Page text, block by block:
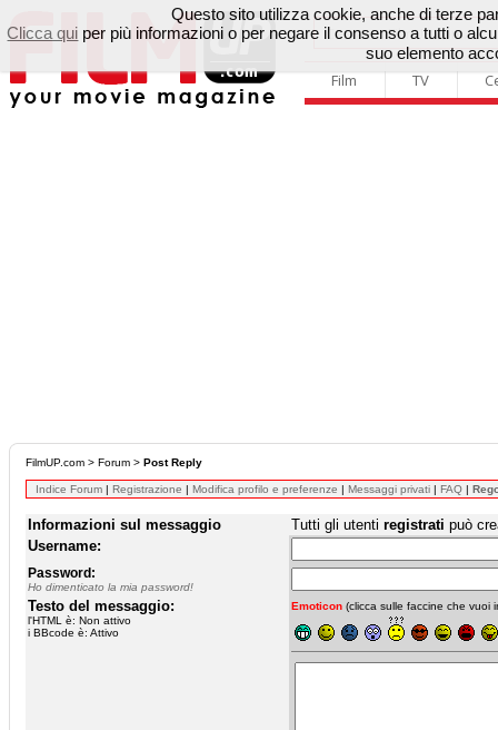
Film TV
FilmUP.com > Forum > Post Reply
Indice Forum | Registrazione | Modifica profilo e preferenze | Messaggi privati | FAQ |
Informazioni sul messaggio Tutti gli utenti registrati può
Username:
Password:
Ho dimenticato la mia password!
Testo del messaggio:
l'HTML è: Non attivo
i BBcode è: Attivo
Emoticon (clicca sulle faccine che vuoi
Questo sito utilizza cookie, anche di terze
Clicca qui per più informazioni o per negare il consenso a tutti o
suo elemento